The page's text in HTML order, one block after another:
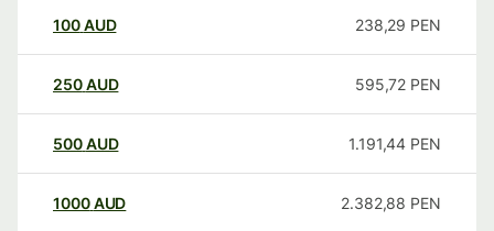
100AUD 238,29 PEN
250AUD 595,72 PEN
500AUD 1.191,44 PEN
1000AUD 2.382,88 PEN